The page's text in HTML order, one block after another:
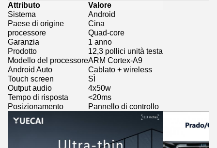
Attributo
Valore
Sistema
Android
Paese di origine
Cina
processore
Quad-core
Garanzia
1 anno
Prodotto
12,3 pollici unità testa
Modello del processoreARM Cortex-A9
Android Auto
Cablato + wireless
Touch screen
SÌ
Output audio
4x50w
Tempo di risposta
<20ms
Posizionamento
Pannello di controllo